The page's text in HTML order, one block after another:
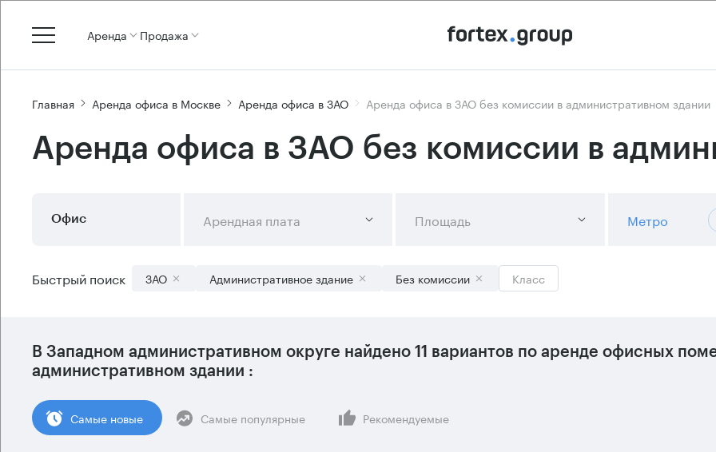
Аренда Продажа
Главная Аренда офиса в Москве Аренда офиса в ЗАО Аренда офиса в ЗАО без комиссии в административном здании
Аренда офиса в ЗАО без комиссии в
Офис Арендная плата Площадь Метро
Быстрый поиск ЗАО Административное здание Без комиссии Класс
В Западном административном округе найдено 11 вариантов по аренде офисных
административном здании :
Cамые новые Самые популярные Рекомендуемые